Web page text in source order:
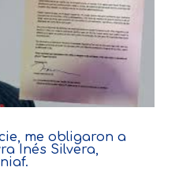
me obligaron a
Inés Silvera,